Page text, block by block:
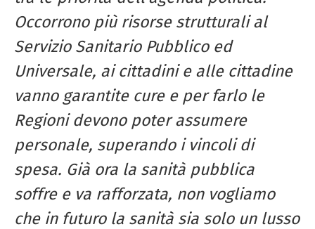
Occorrono più risorse strutturali al
Servizio Sanitario Pubblico ed
Universale, ai cittadini e alle cittadine
vanno garantite cure e per farlo le
Regioni devono poter assumere
personale, superando i vincoli di
spesa. Già ora la sanità pubblica
soffre e va rafforzata, non vogliamo
che in futuro la sanità sia solo un lusso